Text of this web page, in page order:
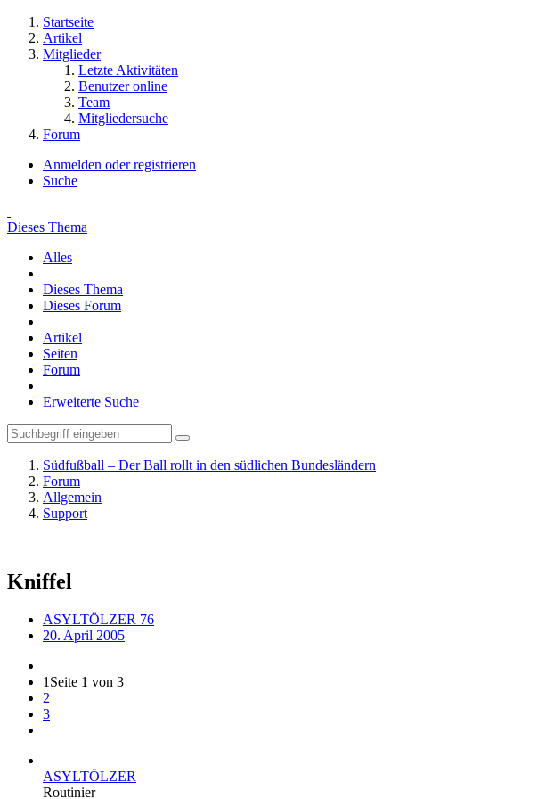
Startseite
Artikel
Mitglieder
Letzte Aktivitäten
Benutzer online
Team
Mitgliedersuche
Forum
Anmelden oder registrieren
Suche
Dieses Thema
Alles
Dieses Thema
Dieses Forum
Artikel
Seiten
Forum
Erweiterte Suche
Südfußball – Der Ball rollt in den südlichen Bundesländern
Forum
Allgemein
Support
Kniffel
ASYLTÖLZER 76
20. April 2005
1 Seite 1 von 3
2
3
ASYLTÖLZER
Routinier